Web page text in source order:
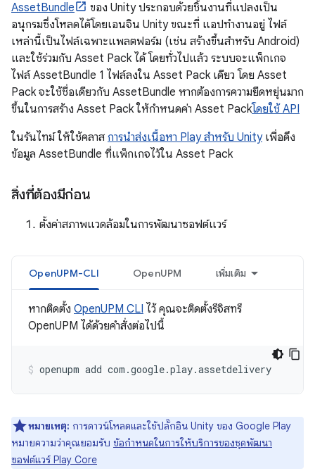
AssetBundle
ของ Unity ประกอบด้วยชิ้นงานที่แปลงเป็น
อนุกรมซึ่งโหลดได้โดยเอนจิน Unity ขณะที่ แอปทำงานอยู่ ไฟล์
เหล่านี้เป็นไฟล์เฉพาะแพลตฟอร์ม (เช่น สร้างขึ้นสำหรับ Android)
และใช้ร่วมกับ Asset Pack ได้ โดยทั่วไปแล้ว ระบบจะแพ็กเกจ
ไฟล์ AssetBundle 1 ไฟล์ลงใน Asset Pack เดียว โดย Asset
Pack จะใช้ชื่อเดียวกับ AssetBundle หากต้องการความยืดหยุ่นมาก
ขึ้นในการสร้าง Asset Pack ให้กำหนดค่า Asset Packโดยใช้ API
ในรันไทม์ ให้ใช้คลาส การนำส่งเนื้อหา Play สำหรับ Unityเพื่อดึง
ข้อมูล AssetBundle ที่แพ็กเกจไว้ใน Asset Pack
สิ่งที่ต้องมีก่อน
ตั้งค่าสภาพแวดล้อมในการพัฒนาซอฟต์แวร์
OpenUPM-CLI OpenUPM เพิ่มเติม
หากติดตั้ง OpenUPM CLI ไว้ คุณจะติดตั้งรีจิสทรี
OpenUPM ได้ด้วยคำสั่งต่อไปนี้
openupm add com.google.play.assetdelivery
หมายเหตุ: การดาวน์โหลดและใช้ปลั๊กอิน Unity ของ Google Play
หมายความว่าคุณยอมรับ ข้อกำหนดในการให้บริการของชุดพัฒนา
ซอฟต์แวร์ Play Core